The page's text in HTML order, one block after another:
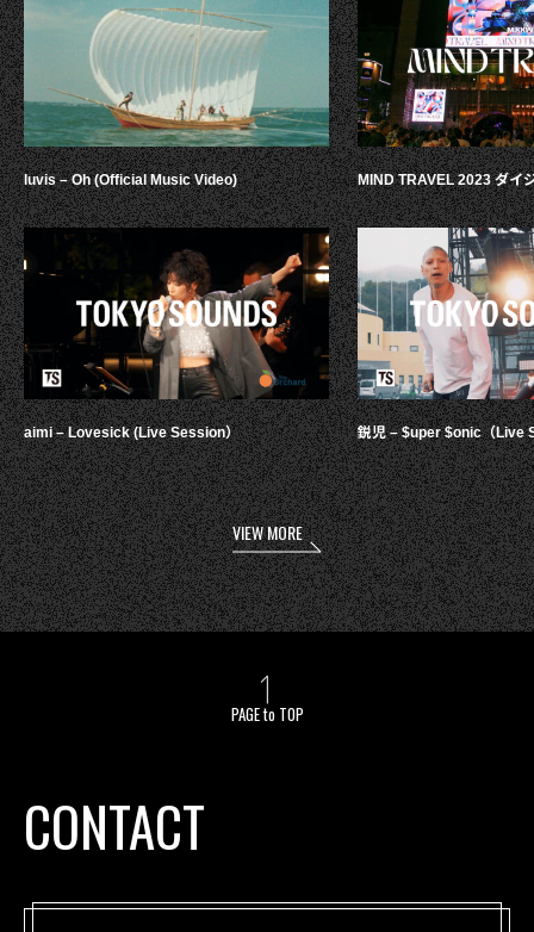
luvis – Oh (Official Music Video)
aimi – Lovesick (Live Session）
MIND TRAVEL 2023 ダイ
鋭児 – $uper $onic（Live
VIEW MORE
PAGE to TOP
CONTACT